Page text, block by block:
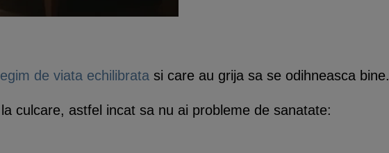
de viata echilibrata si care au grija sa se odihneasca bine.
culcare, astfel incat sa nu ai probleme de sanatate: